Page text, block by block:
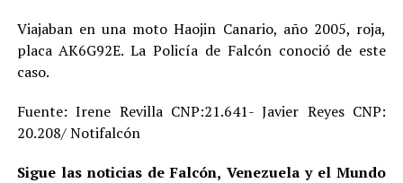
Viajaban en una moto Haojin Canario, año 2005, roja,
placa AK6G92E. La Policía de Falcón conoció de este
caso.
Fuente: Irene Revilla CNP:21.641- Javier Reyes CNP:
20.208/ Notifalcón
Sigue las noticias de Falcón, Venezuela y el Mundo